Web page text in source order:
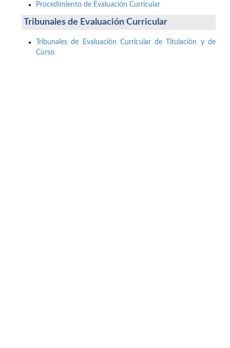
Procedimiento de Evaluación Curricular
Tribunales de Evaluación Curricular
Tribunales de Evaluación Curricular de Titulación y de
Curso